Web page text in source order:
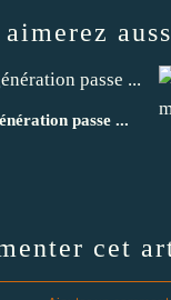
aimerez
passe ...
cet